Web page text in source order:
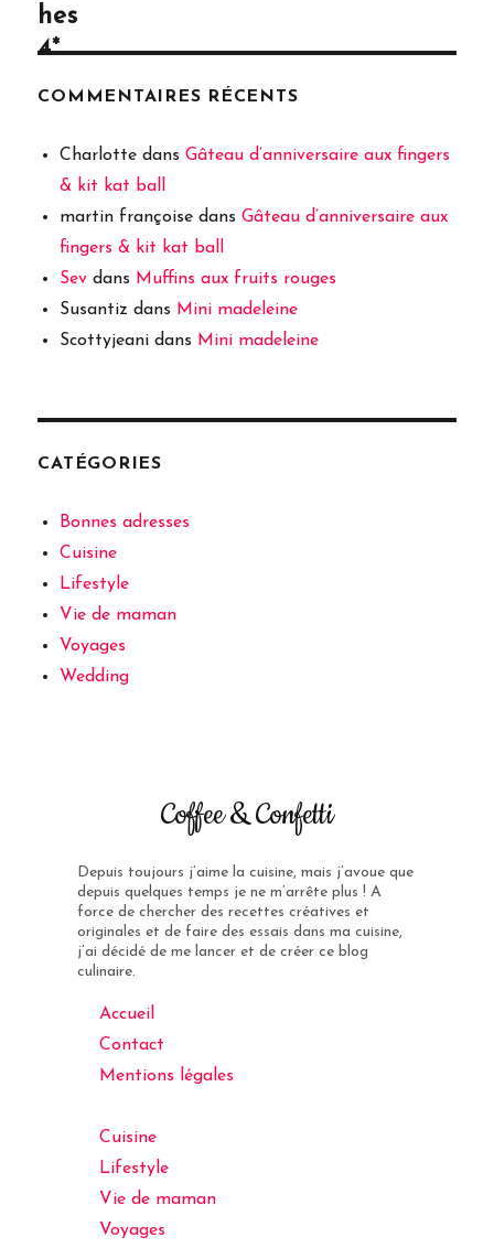
hes
4*
COMMENTAIRES RÉCENTS
Charlotte dansGâteau d’anniversaire aux fingers
& kit kat ball
martin françoise dansGâteau d’anniversaire aux
fingers & kit kat ball
Sev dans Muffins aux fruits rouges
Susantiz dans Mini madeleine
Scottyjeani dans Mini madeleine
CATÉGORIES
Bonnes adresses
Cuisine
Lifestyle
Vie de maman
Voyages
Wedding
Coffee & Confetti
Depuis toujours j’aime la cuisine, mais j’avoue que
depuis quelques temps je ne m’arrête plus ! A
force de chercher des recettes créatives et
originales et de faire des essais dans ma cuisine,
j’ai décidé de me lancer et de créer ce blog
culinaire.
Accueil
Contact
Mentions légales
Cuisine
Lifestyle
Vie de maman
Voyages